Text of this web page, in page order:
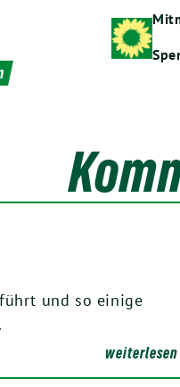
und so einige
weiterlesen